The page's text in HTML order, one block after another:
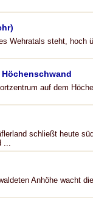
Wehratals steht, hoch
auf dem
schließt heute
...
Anhöhe wacht